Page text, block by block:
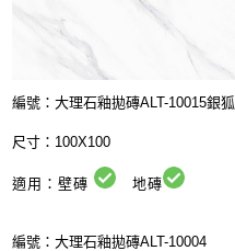
編號：大理石釉拋磚ALT-10015銀狐
尺寸：100X100
適用：壁磚 地磚
編號： 大理石釉拋磚ALT-10004